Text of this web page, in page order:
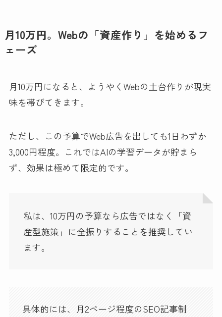
月10万円。Webの「資産作り」を始めるフ
ェーズ
月10万円になると、ようやくWebの土台作りが現実
味を帯びてきます。
ただし、この予算でWeb広告を出しても1日わずか
3,000円程度。これではAIの学習データが貯まら
ず、効果は極めて限定的です。
私は、10万円の予算なら広告ではなく「資
産型施策」に全振りすることを推奨してい
ます。
具体的には、月2ページ程度のSEO記事制